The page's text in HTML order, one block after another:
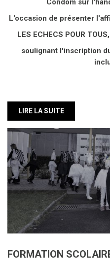
soulignant l'inscription
FORMATION
Vous souhaitez mettre en
d'échecs dans votre
disponibles pour vous